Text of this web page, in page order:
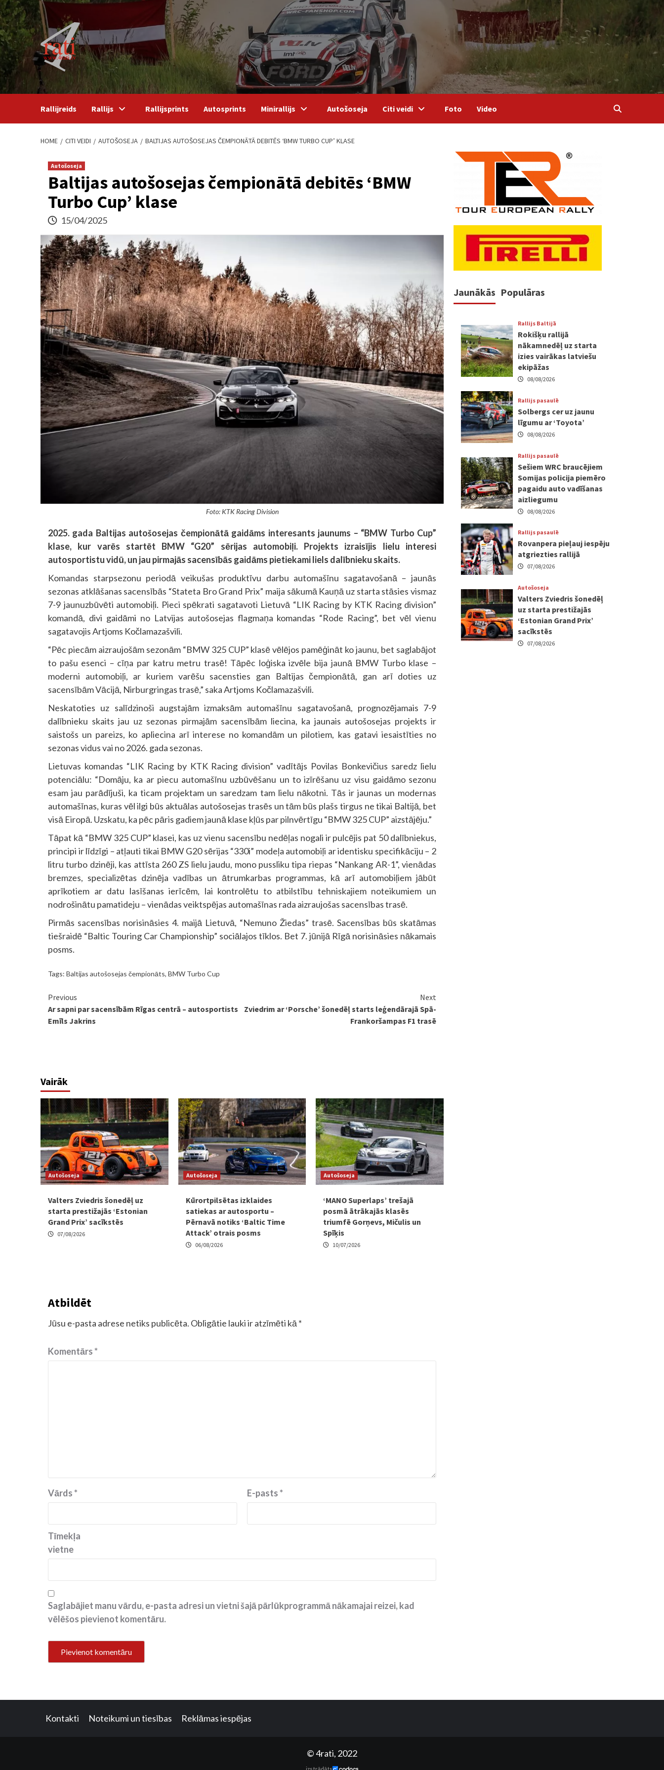
Skip
to
content
Rallijreids Rallijs Rallijsprints Autosprints Minirallijs Autošoseja Citi veidi Foto Video
HOME CITI VEIDI AUTOŠOSEJA BALTIJAS AUTOŠOSEJAS ČEMPIONĀTĀ DEBITĒS ‘BMW TURBO CUP’ KLASE
Autošoseja
Baltijas autošosejas čempionātā debitēs ‘BMW
Turbo Cup’ klase
15/04/2025
Foto: KTK Racing Division
2025. gada Baltijas autošosejas čempionātā gaidāms interesants jaunums – “BMW Turbo Cup”
klase, kur varēs startēt BMW “G20” sērijas automobiļi. Projekts izraisījis lielu interesi
autosportistu vidū, un jau pirmajās sacensībās gaidāms pietiekami liels dalībnieku skaits.
Komandas starpsezonu periodā veikušas produktīvu darbu automašīnu sagatavošanā – jaunās
sezonas atklāšanas sacensībās “Stateta Bro Grand Prix” maija sākumā Kauņā uz starta stāsies vismaz
7-9 jaunuzbūvēti automobiļi. Pieci spēkrati sagatavoti Lietuvā “LIK Racing by KTK Racing division”
komandā, divi gaidāmi no Latvijas autošosejas flagmaņa komandas “Rode Racing”, bet vēl vienu
sagatavojis Artjoms Kočlamazašvili.
“Pēc piecām aizraujošām sezonām “BMW 325 CUP” klasē vēlējos pamēģināt ko jaunu, bet saglabājot
to pašu esenci – cīņa par katru metru trasē! Tāpēc loģiska izvēle bija jaunā BMW Turbo klase –
moderni automobiļi, ar kuriem varēšu sacensties gan Baltijas čempionātā, gan arī doties uz
sacensībām Vācijā, Nirburgringas trasē,” saka Artjoms Kočlamazašvili.
Neskatoties uz salīdzinoši augstajām izmaksām automašīnu sagatavošanā, prognozējamais 7-9
dalībnieku skaits jau uz sezonas pirmajām sacensībām liecina, ka jaunais autošosejas projekts ir
saistošs un pareizs, ko apliecina arī interese no komandām un pilotiem, kas gatavi iesaistīties no
sezonas vidus vai no 2026. gada sezonas.
Lietuvas komandas “LIK Racing by KTK Racing division” vadītājs Povilas Bonkevičius saredz lielu
potenciālu: “Domāju, ka ar piecu automašīnu uzbūvēšanu un to izīrēšanu uz visu gaidāmo sezonu
esam jau parādījuši, ka ticam projektam un saredzam tam lielu nākotni. Tās ir jaunas un modernas
automašīnas, kuras vēl ilgi būs aktuālas autošosejas trasēs un tām būs plašs tirgus ne tikai Baltijā, bet
visā Eiropā. Uzskatu, ka pēc pāris gadiem jaunā klase kļūs par pilnvērtīgu “BMW 325 CUP” aizstājēju.”
Tāpat kā “BMW 325 CUP” klasei, kas uz vienu sacensību nedēļas nogali ir pulcējis pat 50 dalībniekus,
principi ir līdzīgi – atļauti tikai BMW G20 sērijas “330i” modeļa automobiļi ar identisku specifikāciju – 2
litru turbo dzinēji, kas attīsta 260 ZS lielu jaudu, mono pussliku tipa riepas “Nankang AR-1”, vienādas
bremzes, specializētas dzinēja vadības un ātrumkarbas programmas, kā arī automobiļiem jābūt
aprīkotiem ar datu lasīšanas ierīcēm, lai kontrolētu to atbilstību tehniskajiem noteikumiem un
nodrošinātu pamatideju – vienādas veiktspējas automašīnas rada aizraujošas sacensības trasē.
Pirmās sacensības norisināsies 4. maijā Lietuvā, “Nemuno Žiedas” trasē. Sacensības būs skatāmas
tiešraidē “Baltic Touring Car Championship” sociālajos tīklos. Bet 7. jūnijā Rīgā norisināsies nākamais
posms.
Tags: Baltijas autošosejas čempionāts, BMW Turbo Cup
Continue
Reading
Previous
Ar sapni par sacensībām Rīgas centrā – autosportists
Emīls Jakrins
Next
Zviedrim ar ‘Porsche’ šonedēļ starts leģendārajā Spā-
Frankoršampas F1 trasē
Vairāk
Autošoseja
Valters Zviedris šonedēļ uz
starta prestižajās ‘Estonian
Grand Prix’ sacīkstēs
07/08/2026
Autošoseja
Kūrortpilsētas izklaides
satiekas ar autosportu –
Pērnavā notiks ‘Baltic Time
Attack’ otrais posms
06/08/2026
Autošoseja
‘MANO Superlaps’ trešajā
posmā ātrākajās klasēs
triumfē Gorņevs, Mičulis un
Spīķis
10/07/2026
Atbildēt
Jūsu e-pasta adrese netiks publicēta. Obligātie lauki ir atzīmēti kā *
Komentārs*
Vārds* E-pasts*
Tīmekļa
vietne
Saglabājiet manu vārdu, e-pasta adresi un vietni šajā pārlūkprogrammā nākamajai reizei, kad
vēlēšos pievienot komentāru.
Jaunākās Populāras
Rallijs Baltijā
Rokišķu rallijā
nākamnedēļ uz starta
izies vairākas latviešu
ekipāžas
08/08/2026
Rallijs pasaulē
Solbergs cer uz jaunu
līgumu ar ‘Toyota’
08/08/2026
Rallijs pasaulē
Sešiem WRC braucējiem
Somijas policija piemēro
pagaidu auto vadīšanas
aizliegumu
08/08/2026
Rallijs pasaulē
Rovanpera pieļauj iespēju
atgriezties rallijā
07/08/2026
Autošoseja
Valters Zviedris šonedēļ
uz starta prestižajās
‘Estonian Grand Prix’
sacīkstēs
07/08/2026
Kontakti Noteikumi un tiesības Reklāmas iespējas
© 4rati, 2022